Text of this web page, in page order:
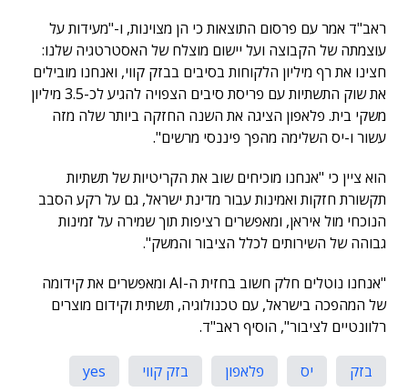
ראב"ד אמר עם פרסום התוצאות כי הן מצוינות, ו-"מעידות על
עוצמתה של הקבוצה ועל יישום מוצלח של האסטרטגיה שלנו:
חצינו את רף מיליון הלקוחות בסיבים בבזק קווי, ואנחנו מובילים
את שוק התשתיות עם פריסת סיבים הצפויה להגיע לכ-3.5 מיליון
משקי בית. פלאפון הציגה את השנה החזקה ביותר שלה מזה
עשור ו-יס השלימה מהפך פיננסי מרשים".
הוא ציין כי "אנחנו מוכיחים שוב את הקריטיות של תשתיות
תקשורת חזקות ואמינות עבור מדינת ישראל, גם על רקע הסבב
הנוכחי מול איראן, ומאפשרים רציפות תוך שמירה על זמינות
גבוהה של השירותים לכלל הציבור והמשק".
"אנחנו נוטלים חלק חשוב בחזית ה-AI ומאפשרים את קידומה
של המהפכה בישראל, עם טכנולוגיה, תשתית וקידום מוצרים
רלוונטיים לציבור", הוסיף ראב"ד.
בזק יס פלאפון בזק קווי
yes